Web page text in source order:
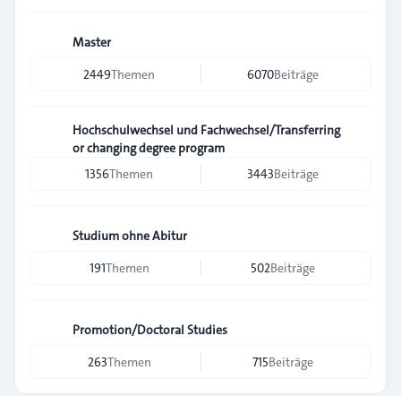
Master
2449Themen 6070Beiträge
Hochschulwechsel und Fachwechsel/Transferring
or changing degree program
1356Themen 3443Beiträge
Studium ohne Abitur
191Themen 502Beiträge
Promotion/Doctoral Studies
263Themen 715Beiträge